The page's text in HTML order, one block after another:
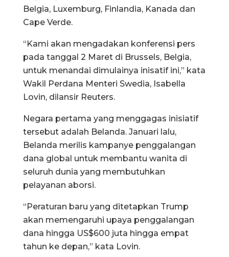
Belgia, Luxemburg, Finlandia, Kanada dan
Cape Verde.
“Kami akan mengadakan konferensi pers
pada tanggal 2 Maret di Brussels, Belgia,
untuk menandai dimulainya inisatif ini,” kata
Wakil Perdana Menteri Swedia, Isabella
Lovin, dilansir Reuters.
Negara pertama yang menggagas inisiatif
tersebut adalah Belanda. Januari lalu,
Belanda merilis kampanye penggalangan
dana global untuk membantu wanita di
seluruh dunia yang membutuhkan
pelayanan aborsi.
“Peraturan baru yang ditetapkan Trump
akan memengaruhi upaya penggalangan
dana hingga US$600 juta hingga empat
tahun ke depan,” kata Lovin.